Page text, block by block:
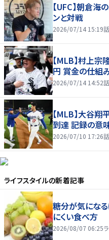
【UFC】朝倉
ンと対戦
2026/07/14 15:19
【MLB】村上
円 賞金の仕組
2026/07/14 14:52
【MLB】大谷翔
到達 記録の意
2026/07/10 17:26
ライフスタイルの新着記事
糖分が気になる
にくい食べ方
2026/08/07 06:25